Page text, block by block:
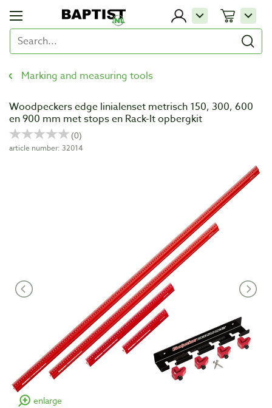
Marking and measuring tools
Woodpeckers edge linialenset metrisch 150, 300, 600
en 900 mm met stops en Rack-It opbergkit
article number: 32014
enlarge